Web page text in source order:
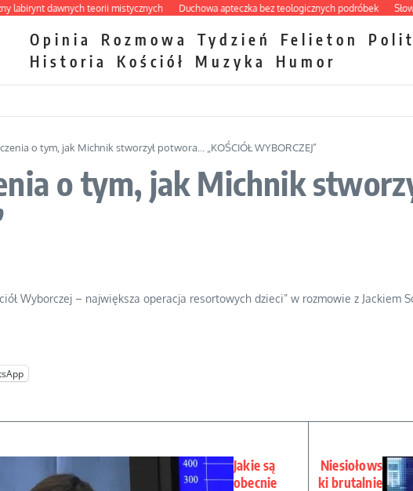
dawnych teorii mistycznych Duchowa apteczka bez teologicznych podróbek
Opinia Rozmowa Tydzień Felieton
Historia
Kościół Muzyka Humor
o tym, jak Michnik stworzył potwora… „KOŚCIÓŁ WYBORCZEJ”
o tym, jak Michnik
Wyborczej – największa operacja resortowych dzieci” w rozmowie z Jackiem
Jakie są
obecnie
Niesiołows
ki brutalnie